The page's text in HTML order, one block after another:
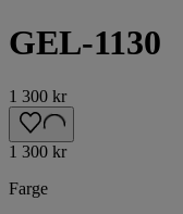
GEL-1130
1 300 kr
1 300 kr
Farge